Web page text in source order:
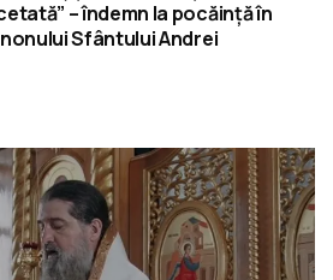
– îndemn la pocăință în
Sfântului Andrei